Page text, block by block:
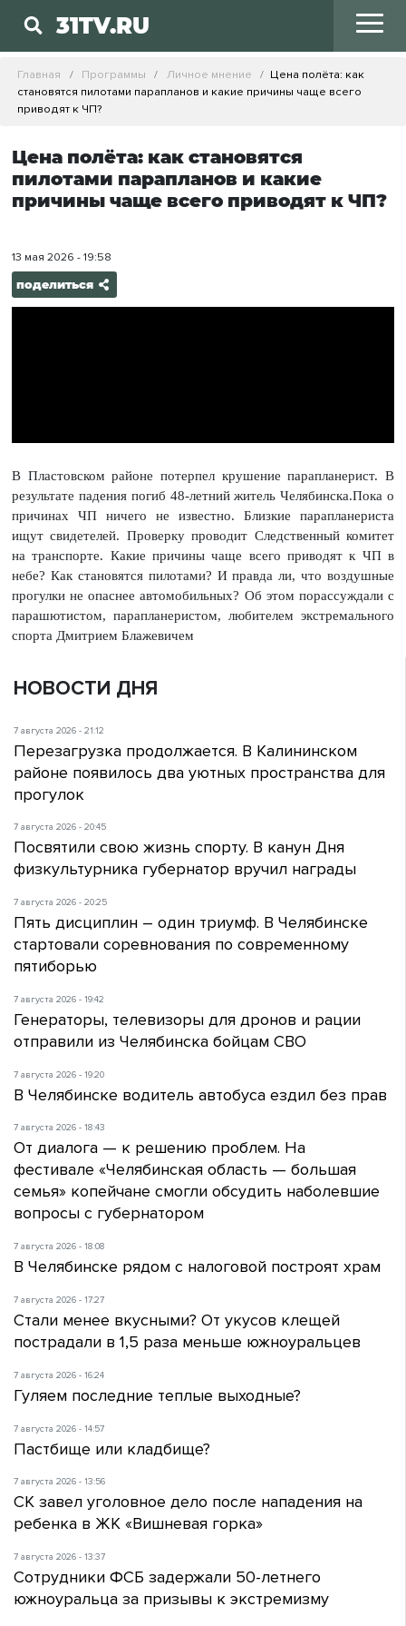
31TV.RU
Главная Программы Личное мнение
Цена полёта: как
становятся пилотами парапланов и какие причины чаще всего
приводят к ЧП?
Цена полёта: как становятся
пилотами парапланов и какие
причины чаще всего приводят к ЧП?
13 мая 2026 - 19:58
поделиться
В Пластовском районе потерпел крушение парапланерист. В
результате падения погиб 48-летний житель Челябинска.Пока о
причинах ЧП ничего не известно. Близкие парапланериста
ищут свидетелей. Проверку проводит Следственный комитет
на транспорте. Какие причины чаще всего приводят к ЧП в
небе? Как становятся пилотами? И правда ли, что воздушные
прогулки не опаснее автомобильных? Об этом порассуждали с
парашютистом, парапланеристом, любителем экстремального
спорта Дмитрием Блажевичем
НОВОСТИ ДНЯ
7 августа 2026 - 21:12
Перезагрузка продолжается. В Калининском
районе появилось два уютных пространства для
прогулок
7 августа 2026 - 20:45
Посвятили свою жизнь спорту. В канун Дня
физкультурника губернатор вручил награды
7 августа 2026 - 20:25
Пять дисциплин – один триумф. В Челябинске
стартовали соревнования по современному
пятиборью
7 августа 2026 - 19:42
Генераторы, телевизоры для дронов и рации
отправили из Челябинска бойцам СВО
7 августа 2026 - 19:20
В Челябинске водитель автобуса ездил без прав
7 августа 2026 - 18:43
От диалога — к решению проблем. На
фестивале «Челябинская область — большая
семья» копейчане смогли обсудить наболевшие
вопросы с губернатором
7 августа 2026 - 18:08
В Челябинске рядом с налоговой построят храм
7 августа 2026 - 17:27
Стали менее вкусными? От укусов клещей
пострадали в 1,5 раза меньше южноуральцев
7 августа 2026 - 16:24
Гуляем последние теплые выходные?
7 августа 2026 - 14:57
Пастбище или кладбище?
7 августа 2026 - 13:56
СК завел уголовное дело после нападения на
ребенка в ЖК «Вишневая горка»
7 августа 2026 - 13:37
Сотрудники ФСБ задержали 50-летнего
южноуральца за призывы к экстремизму